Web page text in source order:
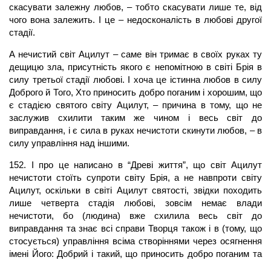
скасувати залежну любов, – тобто скасувати лише те, від
чого вона залежить. І це – недосконалість в любові другої
стадії.
А нечистий світ Ацилут – саме він тримає в своїх руках ту
дещицю зла, присутність якого є непомітною в світі Брія в
силу третьої стадії любові. І хоча це істинна любов в силу
Доброго й Того, Хто приносить добро поганим і хорошим, що
є стадією святого світу Ацилут, – причина в тому, що не
заслужив схилити таким же чином і весь світ до
виправдання, і є сила в руках нечистоти скинути любов, – в
силу управління над іншими.
152. І про це написано в “Древі життя”, що світ Ацилут
нечистоти стоїть супроти світу Брія, а не навпроти світу
Ацилут, оскільки в світі Ацилут святості, звідки походить
лише четверта стадія любові, зовсім немає влади
нечистоти, бо (людина) вже схилила весь світ до
виправдання та знає всі справи Творця також і в (тому, що
стосується) управління всіма створіннями через осягнення
імені Його: Добрий і такий, що приносить добро поганим та